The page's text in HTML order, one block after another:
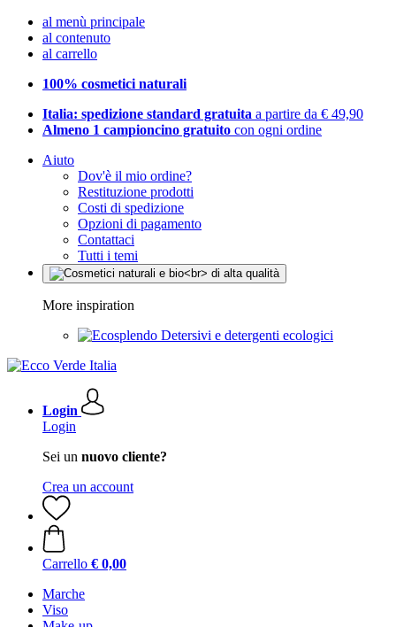
al menù principale
al contenuto
al carrello
100% cosmetici naturali
Italia: spedizione standard gratuita a partire da € 49,90
Almeno 1 campioncino gratuito con ogni ordine
Aiuto
Dov'è il mio ordine?
Restituzione prodotti
Costi di spedizione
Opzioni di pagamento
Contattaci
Tutti i temi
More inspiration
Detersivi e detergenti ecologici
Login
Login
Sei un nuovo cliente?
Crea un account
Carrello € 0,00
Marche
Viso